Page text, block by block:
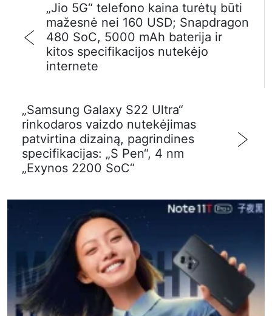
„Jio 5G“ telefono kaina turėtų būti
mažesnė nei 160 USD; Snapdragon
480 SoC, 5000 mAh baterija ir
kitos specifikacijos nutekėjo
internete
„Samsung Galaxy S22 Ultra“
rinkodaros vaizdo nutekėjimas
patvirtina dizainą, pagrindines
specifikacijas: „S Pen“, 4 nm
„Exynos 2200 SoC“